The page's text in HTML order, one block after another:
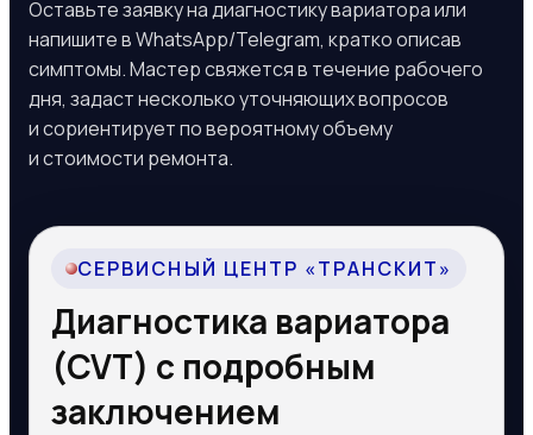
Оставьте заявку на диагностику вариатора или
напишите в WhatsApp/Telegram, кратко описав
симптомы. Мастер свяжется в течение рабочего
дня, задаст несколько уточняющих вопросов
и сориентирует по вероятному объему
и стоимости ремонта.
СЕРВИСНЫЙ ЦЕНТР «ТРАНСКИТ»
Диагностика вариатора
(CVT) с подробным
заключением